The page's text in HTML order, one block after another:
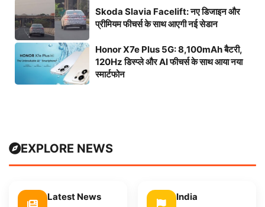
Skoda Slavia Facelift: नए डिजाइन और
प्रीमियम फीचर्स के साथ आएगी नई सेडान
Honor X7e Plus 5G: 8,100mAh बैटरी,
120Hz डिस्प्ले और AI फीचर्स के साथ आया नया
स्मार्टफोन
EXPLORE NEWS
Latest News India